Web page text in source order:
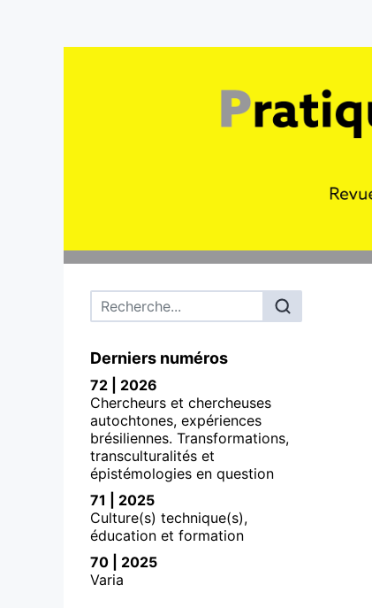
Menu principal
Derniers numéros
72 | 2026
Chercheurs et chercheuses
autochtones, expériences
brésiliennes. Transformations,
transculturalités et
épistémologies en question
71 | 2025
Culture(s) technique(s),
éducation et formation
70 | 2025
Varia